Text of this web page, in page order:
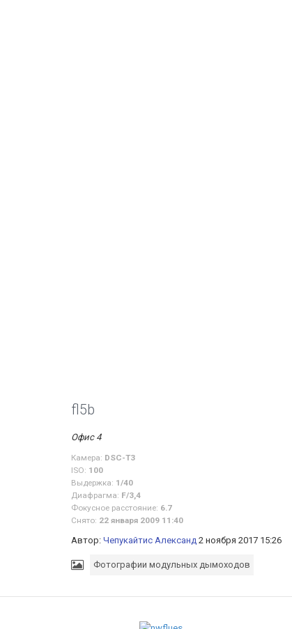
fl5b
Офис 4
Камера: DSC-T3
ISO: 100
Выдержка: 1/40
Диафрагма: F/3,4
Фокусное расстояние: 6.7
Снято: 22 января 2009 11:40
Автор: Чепукайтис Александ 2 ноября 2017 15:26
Фотографии модульных дымоходов